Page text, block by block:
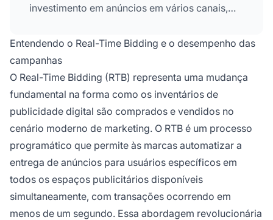
investimento em anúncios em vários canais,
ajustem as estratégias de lances durante a
campanha com base em métricas de
desempenho como CTR, CPC e CPA, para
maximizar o ROI.
Entendendo o Real-Time Bidding e o desempenho das
campanhas
O Real-Time Bidding (RTB) representa uma mudança
fundamental na forma como os inventários de
publicidade digital são comprados e vendidos no
cenário moderno de marketing. O RTB é um processo
programático que permite às marcas automatizar a
entrega de anúncios para usuários específicos em
todos os espaços publicitários disponíveis
simultaneamente, com transações ocorrendo em
menos de um segundo. Essa abordagem revolucionária